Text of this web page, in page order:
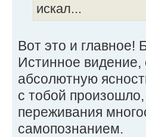
искал...
Вот это и главное!
Истинное видение,
абсолютную
с тобой
переживания
самопознанием.